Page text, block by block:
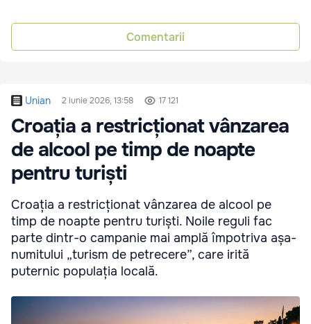
Comentarii
Unian 2 iunie 2026, 13:58 17 121
Croația a restricționat vânzarea
de alcool pe timp de noapte
pentru turiști
Croația a restricționat vânzarea de alcool pe
timp de noapte pentru turiști. Noile reguli fac
parte dintr-o campanie mai amplă împotriva așa-
numitului „turism de petrecere”, care irită
puternic populația locală.